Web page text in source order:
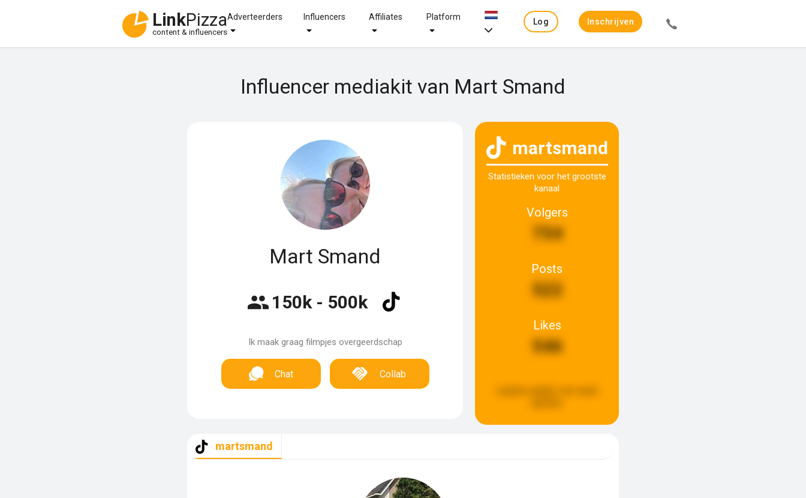
LinkPizza
content & influencers
Adverteerders Influencers Affiliates Platform
Log
Inschrijven
Influencer mediakit van Mart Smand
Mart Smand
150k - 500k
Ik maak graag filmpjes overgeerdschap
Chat Collab
martsmand
Statistieken voor het grootste
kanaal
Volgers
754
Posts
522
Likes
546
martsmand